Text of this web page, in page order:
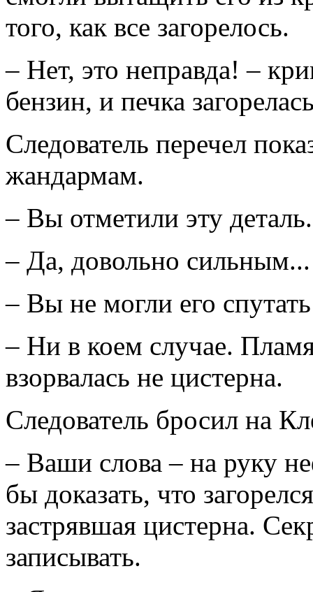
того, как все загорелось.
– Нет, это неправда! –
бензин, и печка
Следователь перечел
жандармам.
– Вы отметили эту
– Да, довольно сильным...
– Вы не могли его
– Ни в коем случае.
взорвалась не цистерна.
Следователь бросил на
– Ваши слова – на руку
бы доказать, что
застрявшая цистерна.
записывать.